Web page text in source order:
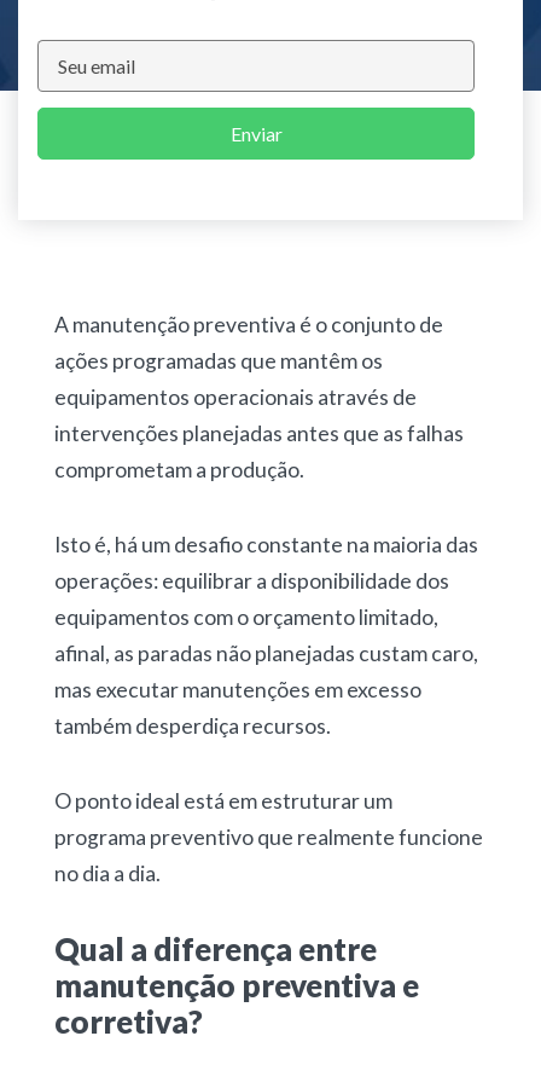
Enviar
Amanutenção preventiva é oconjunto de
ações programadas que mantêm os
equipamentos operacionais através de
intervenções planejadas antes que as falhas
comprometam a produção.
Isto é, há um desafio constante na maioria das
operações:equilibrar a disponibilidade dos
equipamentos com o orçamento limitado,
afinal, as paradas não planejadas custam caro,
mas executar manutenções em excesso
também desperdiça recursos.
O ponto ideal está emestruturar um
programa preventivoque realmente funcione
no dia a dia.
Qual a diferença entre
manutenção preventiva e
corretiva?